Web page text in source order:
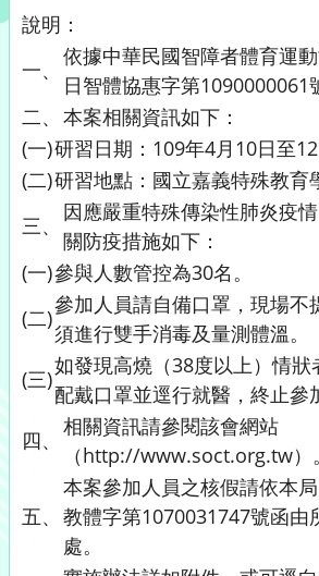
說明：
一、
依據中華民國智障者體育運
日智體協惠字第1090000061
二、 本案相關資訊如下：
(一)研習日期：109年4月10日至12
(二)研習地點：國立嘉義特殊教育
三、
因應嚴重特殊傳染性肺炎疫
關防疫措施如下：
(一)參與人數管控為30名。
(二)
參加人員請自備口罩，現場不
須進行雙手消毒及量測體溫。
(三)
如發現高燒（38度以上）情狀
配戴口罩並逕行就醫，終止參
四、
相關資訊請參閱該會網站
（http://www.soct.org.tw）。
五、
本案參加人員之核假請依本
教體字第1070031747號函由
處。